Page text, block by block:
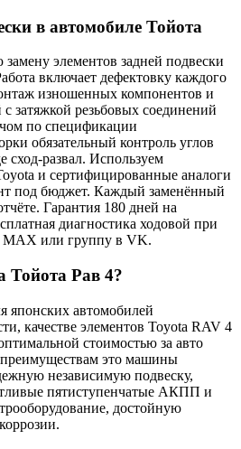
в автомобиле Тойота
элементов задней подвески
включает дефектовку каждого
изношенных компонентов и
затяжкой резьбовых соединений
по спецификации
обязательный контроль углов
сход-развал. Используем
и сертифицированные аналоги
под бюджет. Каждый заменённый
Гарантия 180 дней на
диагностика ходовой при
MAX или группу в VK.
Тойота Рав 4?
японских автомобилей
качестве элементов Toyota RAV 4
стоимостью за авто
это машины
независимую подвеску,
пятиступенчатые АКПП и
достойную